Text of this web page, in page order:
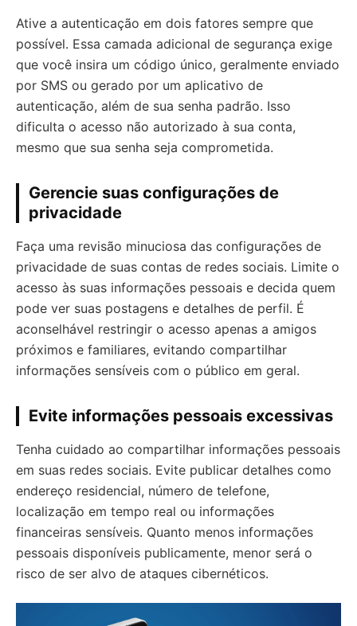
Ative a autenticação em dois fatores sempre que
possível. Essa camada adicional de segurança exige
que você insira um código único, geralmente enviado
por SMS ou gerado por um aplicativo de
autenticação, além de sua senha padrão. Isso
dificulta o acesso não autorizado à sua conta,
mesmo que sua senha seja comprometida.
Gerencie suas configurações de
privacidade
Faça uma revisão minuciosa das configurações de
privacidade de suas contas de redes sociais. Limite o
acesso às suas informações pessoais e decida quem
pode ver suas postagens e detalhes de perfil. É
aconselhável restringir o acesso apenas a amigos
próximos e familiares, evitando compartilhar
informações sensíveis com o público em geral.
Evite informações pessoais excessivas
Tenha cuidado ao compartilhar informações pessoais
em suas redes sociais. Evite publicar detalhes como
endereço residencial, número de telefone,
localização em tempo real ou informações
financeiras sensíveis. Quanto menos informações
pessoais disponíveis publicamente, menor será o
risco de ser alvo de ataques cibernéticos.